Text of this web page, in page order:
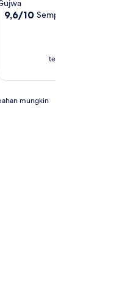
3.0
9.6
9,6/10 Sempurna
termasuk pajak &
mungkin